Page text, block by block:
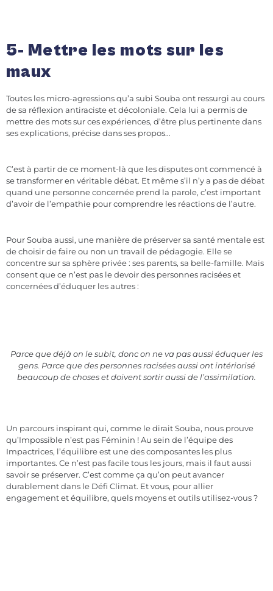
5- Mettre les mots sur les
maux
Toutes les micro-agressions qu’a subi Souba ont ressurgi au cours
de sa réflexion antiraciste et décoloniale. Cela lui a permis de
mettre des mots sur ces expériences, d’être plus pertinente dans
ses explications, précise dans ses propos…
C’est à partir de ce moment-là que les disputes ont commencé à
se transformer en véritable débat. Et même s’il n’y a pas de débat
quand une personne concernée prend la parole, c’est important
d’avoir de l’empathie pour comprendre les réactions de l’autre.
Pour Souba aussi, une manière de préserver sa santé mentale est
de choisir de faire ou non un travail de pédagogie. Elle se
concentre sur sa sphère privée : ses parents, sa belle-famille. Mais
consent que ce n’est pas le devoir des personnes racisées et
concernées d’éduquer les autres :
Parce que déjà on le subit, donc on ne va pas aussi éduquer les
gens. Parce que des personnes racisées aussi ont intériorisé
beaucoup de choses et doivent sortir aussi de l’assimilation.
Un parcours inspirant qui, comme le dirait Souba, nous prouve
qu’Impossible n’est pas Féminin ! Au sein de l’équipe des
Impactrices, l’équilibre est une des composantes les plus
importantes. Ce n’est pas facile tous les jours, mais il faut aussi
savoir se préserver. C’est comme ça qu’on peut avancer
durablement dans le Défi Climat. Et vous, pour allier
engagement et équilibre, quels moyens et outils utilisez-vous ?